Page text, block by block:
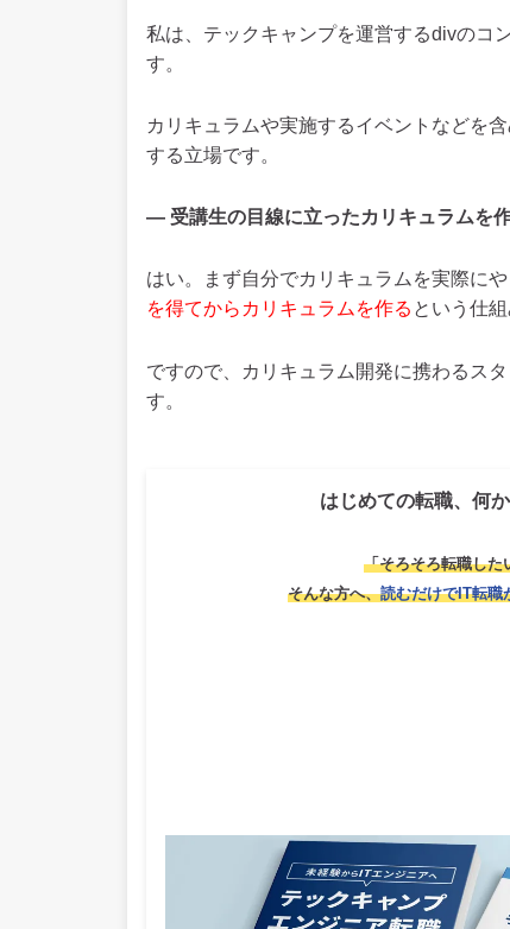
私は、テックキャンプを運営するdivのコ
す。
カリキュラムや実施するイベントなどを
する立場です。
— 受講生の目線に立ったカリキュラムを
はい。まず自分でカリキュラムを実際に
を得てからカリキュラムを作る という仕
ですので、カリキュラム開発に携わるス
す。
はじめての転職、何
「そろそろ転職し
そんな方へ、読むだけでIT転職